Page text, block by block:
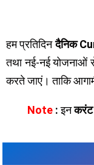
हम प्रतिदिनदैनिक
तथा नई-नई योजनाओं
करते जाएं। ताकि
Note:इन